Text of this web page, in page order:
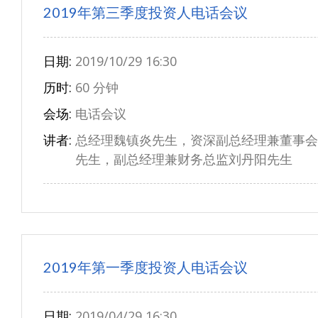
2019年第三季度投资人电话会议
日期: 2019/10/29 16:30
历时: 60 分钟
会场: 电话会议
讲者: 总经理魏镇炎先生，资深副总经理兼董事
先生，副总经理兼财务总监刘丹阳先生
2019年第一季度投资人电话会议